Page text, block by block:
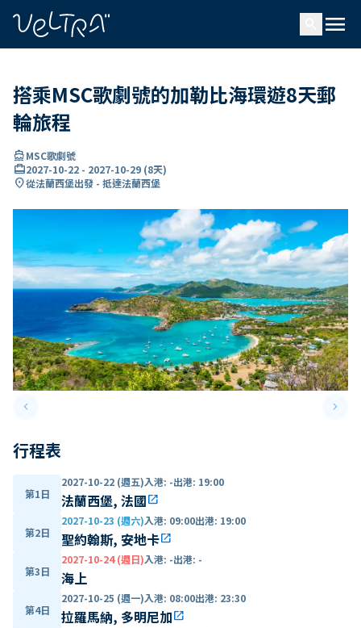
menu
搭乘MSC歌劇號的加勒比海環遊8天郵
輪旅程
directions_boatMSC歌劇號
card_travel2027-10-22 - 2027-10-29 (8天)
location_on從法蘭西堡出發 - 抵達法蘭西堡
keyboard_arrow_leftPrevious slide keyboard_arrow_right
行程表
第1日
2027-10-22 (週五)入港: -出港: 19:00
法蘭西堡, 法國open_in_new
第2日
2027-10-23 (週六)入港: 09:00出港: 19:00
聖約翰斯, 安地卡open_in_new
第3日
2027-10-24 (週日)入港: -出港: -
海上
第4日
2027-10-25 (週一)入港: 08:00出港: 23:30
拉羅馬納, 多明尼加open_in_new